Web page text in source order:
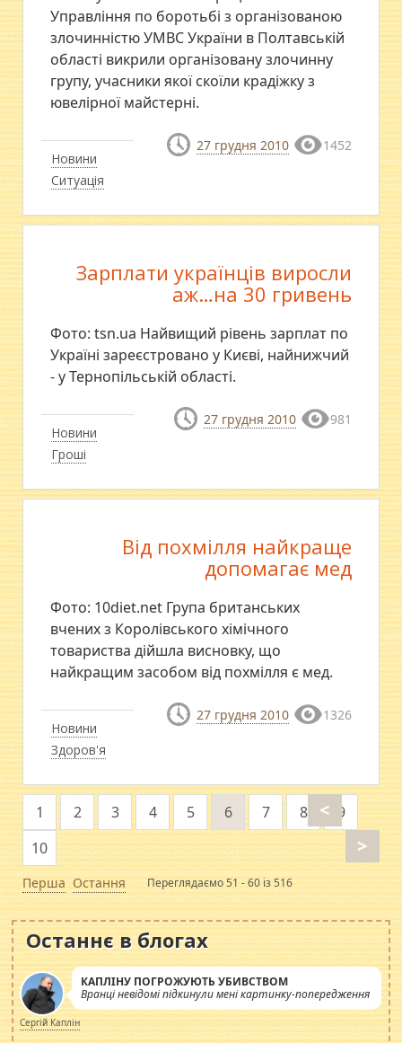
Новини
Ситуація
Управління по боротьбі з організованою
злочинністю УМВС України в Полтавській
області викрили організовану злочинну
групу, учасники якої скоїли крадіжку з
ювелірної майстерні.
27 грудня 2010 1452
Новини
Гроші
Зарплати українців виросли
аж…на 30 гривень
Фото: tsn.ua Найвищий рівень зарплат по
Україні зареєстровано у Києві, найнижчий
- у Тернопільській області.
27 грудня 2010 981
Новини
Здоров'я
Від похмілля найкраще
допомагає мед
Фото: 10diet.net Група британських
вчених з Королівського хімічного
товариства дійшла висновку, що
найкращим засобом від похмілля є мед.
27 грудня 2010 1326
Перша
<
1 2 3 4 5 6 7 8
9
10
>
Остання Переглядаємо 51 - 60 із 516
Останнє в блогах
КАПЛІНУ ПОГРОЖУЮТЬ УБИВСТВОМ
Вранці невідомі підкинули мені картинку-попередження
Сергій Каплін